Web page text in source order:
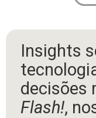
Insights
decisões
Flash!,